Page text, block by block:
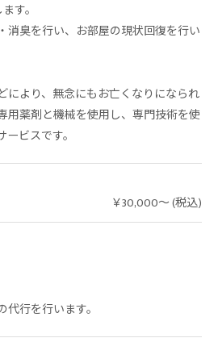
す。
消臭を行い、お部屋の現状回復を行い
により、無念にもお亡くなりになられ
用薬剤と機械を使用し、専門技術を使
ビスです。
￥30,000～ (税込)
行を行います。